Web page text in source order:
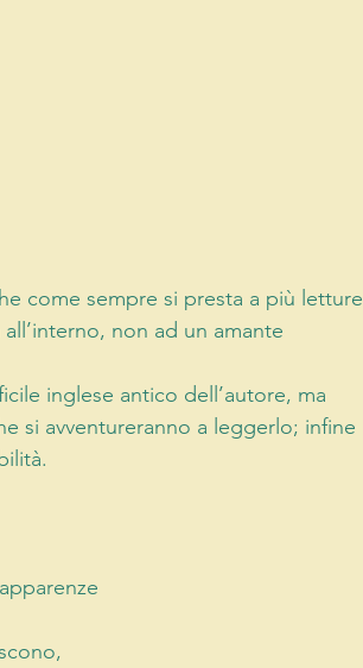
come sempre si presta a più letture
non ad un amante
inglese antico dell’autore, ma
si avventureranno a leggerlo; infine